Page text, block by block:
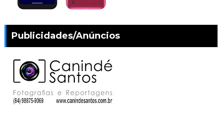
Publicidades/Anúncios